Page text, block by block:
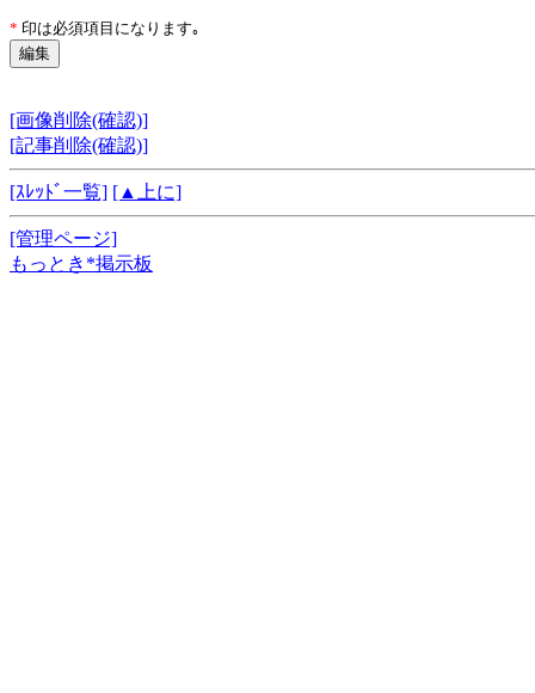
* 印は必須項目になります｡
[画像削除(確認)]
[記事削除(確認)]
[ｽﾚｯﾄﾞ一覧] [▲上に]
[管理ページ]
もっとき*掲示板